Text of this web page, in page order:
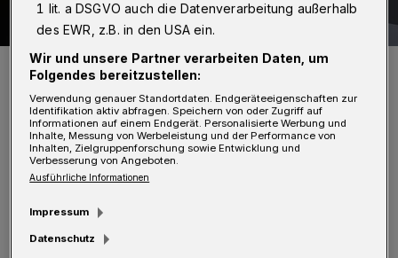
Die Feuerwehr war schnell vor Ort.
Foto: Christoph Petersen
I
gegen 3 Uhr ausgebrochen. Eine Pflegerin
hatte den Brand frühzeitig bemerkt und
1 lit. a DSGVO auch die Datenverarbeitung außerhalb
des EWR, z.B. in den USA ein.
Wir und unsere Partner verarbeiten Daten, um
Folgendes bereitzustellen:
Verwendung genauer Standortdaten. Endgeräteeigenschaften zur
Identifikation aktiv abfragen. Speichern von oder Zugriff auf
Informationen auf einem Endgerät. Personalisierte Werbung und
Inhalte, Messung von Werbeleistung und der Performance von
Inhalten, Zielgruppenforschung sowie Entwicklung und
Verbesserung von Angeboten.
Ausführliche Informationen
Impressum
Datenschutz